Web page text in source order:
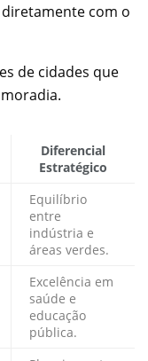
com o
de cidades que
Diferencial
Estratégico
Equilíbrio
entre
indústria e
áreas verdes.
Excelência em
saúde e
educação
pública.